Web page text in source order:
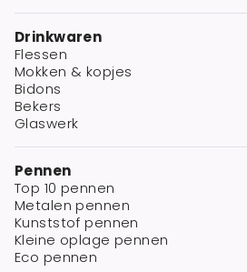
Drinkwaren
Flessen
Mokken & kopjes
Bidons
Bekers
Glaswerk
Pennen
Top 10 pennen
Metalen pennen
Kunststof pennen
Kleine oplage pennen
Eco pennen